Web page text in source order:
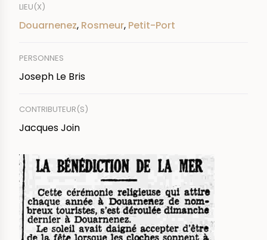
LIEU(X)
Douarnenez, Rosmeur, Petit-Port
PERSONNES
Joseph Le Bris
CONTRIBUTEUR(S)
Jacques Join
IMAGE